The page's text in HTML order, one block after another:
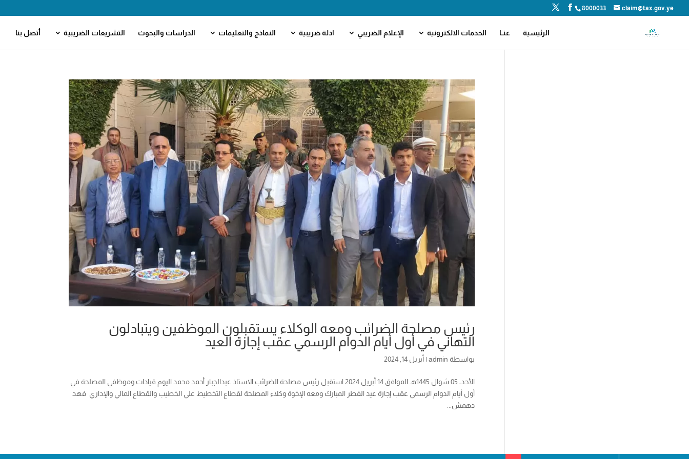
8000033 claim@tax.gov.ye
الرئيسية عنــا الخدمات الالكترونية الإعلام الضريبي ادلة ضريبية النماذج والتعليمات الدراسات والبحوث التشريعات الضريبية أتصل بنا
رئيس مصلحة الضرائب ومعه الوكلاء يستقبلون الموظفين ويتبادلون
التهاني في أول أيام الدوام الرسمي عقب إجازة العيد
بواسطة admin
| أبريل 14, 2024
الأحد، 05 شوال 1445هـ الموافق 14 أبريل 2024 استقبل رئيس مصلحة الضرائب الاستاذ عبدالجبار أحمد محمد اليوم قيادات وموظفي المصلحة في
أول أيام الدوام الرسمي عقب إجازة عيد الفطر المبارك ومعه الإخوة وكلاء المصلحة لقطاع التخطيط علي الخطيب والقطاع المالي والإداري فهد
دهمش...